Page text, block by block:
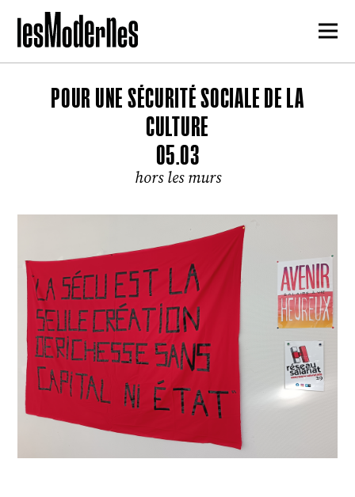
POUR UNE SÉCURITÉ SOCIALE DE LA
CULTURE
05.03
hors les murs